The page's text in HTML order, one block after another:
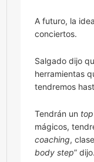
A futuro, la
conciertos.
Salgado dijo
herramientas
tendremos
Tendrán un
mágicos,
coaching,
body step” dijo.